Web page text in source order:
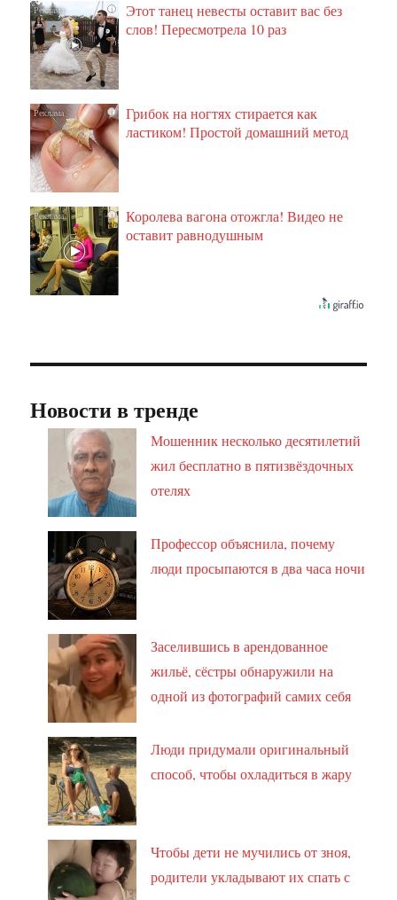
i
Этот танец невесты оставит вас без
слов! Пересмотрела 10 раз
i
Грибок на ногтях стирается как
ластиком! Простой домашний метод
i
Королева вагона отожгла! Видео не
оставит равнодушным
Новости в тренде
Мошенник несколько десятилетий
жил бесплатно в пятизвёздочных
отелях
Профессор объяснила, почему
люди просыпаются в два часа ночи
Заселившись в арендованное
жильё, сёстры обнаружили на
одной из фотографий самих себя
Люди придумали оригинальный
способ, чтобы охладиться в жару
Чтобы дети не мучились от зноя,
родители укладывают их спать с